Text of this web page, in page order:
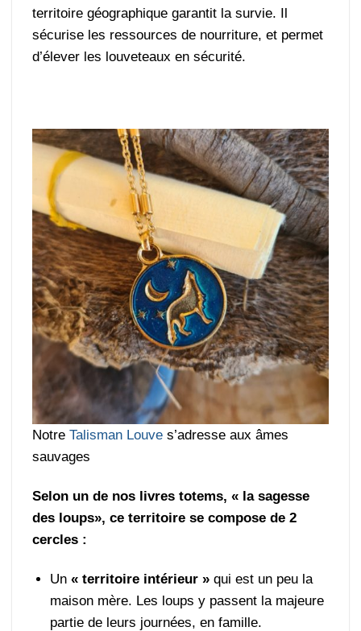
territoire géographique garantit la survie. Il
sécurise les ressources de nourriture, et permet
d’élever les louveteaux en sécurité.
NotreTalisman Louve s’adresse aux âmes
sauvages
Selon un de nos livres totems, « la sagesse
des loups», ce territoire se compose de 2
cercles :
Un« territoire intérieur » qui est un peu la
maison mère. Les loups y passent la majeure
partie de leurs journées, en famille.